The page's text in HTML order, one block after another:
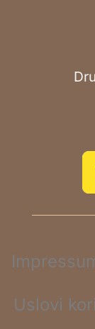
Uslovi